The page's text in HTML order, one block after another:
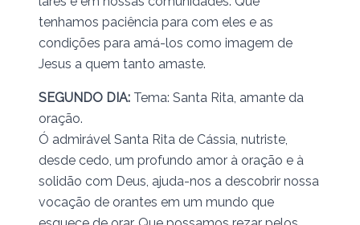
tenhamos paciência para com eles e as
condições para amá-los como imagem de
Jesus a quem tanto amaste.
SEGUNDO DIA: Tema: Santa Rita, amante da
oração.
Ó admirável Santa Rita de Cássia, nutriste,
desde cedo, um profundo amor à oração e à
solidão com Deus, ajuda-nos a descobrir nossa
vocação de orantes em um mundo que